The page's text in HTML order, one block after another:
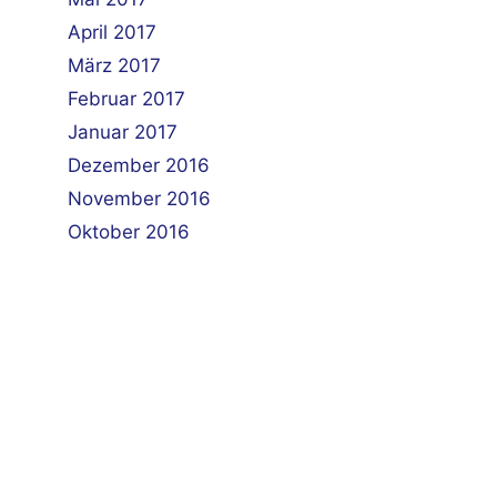
April 2017
März 2017
Februar 2017
Januar 2017
Dezember 2016
November 2016
Oktober 2016